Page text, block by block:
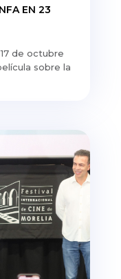
EN 23
de octubre
sobre la